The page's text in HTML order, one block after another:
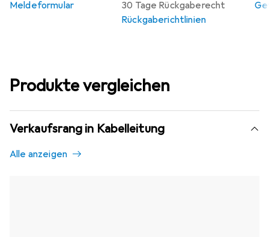
30 Tage Rückgaberecht
Rückgaberichtlinien
Meldeformular
Produkte vergleichen
Verkaufsrang in Kabelleitung
Alle anzeigen